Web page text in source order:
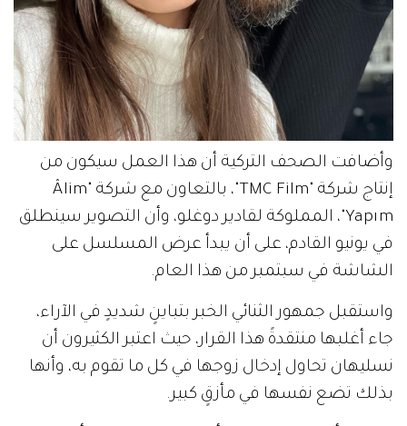
وأضافت الصحف التركية أن هذا العمل سيكون من
إنتاج شركة "TMC Film"، بالتعاون مع شركة "Âlim
Yapım"، المملوكة لقادير دوغلو، وأن التصوير سينطلق
في يونيو القادم، على أن يبدأ عرض المسلسل على
الشاشة في سبتمبر من هذا العام.
واستقبل جمهور الثنائي الخبر بتباينٍ شديدٍ في الآراء،
جاء أغلبها منتقدةً هذا القرار، حيث اعتبر الكثيرون أن
نسليهان تحاول إدخال زوجها في كل ما تقوم به، وأنها
بذلك تضع نفسها في مأزقٍ كبير.